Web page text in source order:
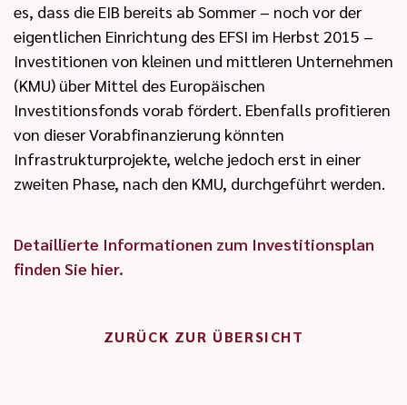
es, dass die EIB bereits ab Sommer – noch vor der
eigentlichen Einrichtung des EFSI im Herbst 2015 –
Investitionen von kleinen und mittleren Unternehmen
(KMU) über Mittel des Europäischen
Investitionsfonds vorab fördert. Ebenfalls profitieren
von dieser Vorabfinanzierung könnten
Infrastrukturprojekte, welche jedoch erst in einer
zweiten Phase, nach den KMU, durchgeführt werden.
Detaillierte Informationen zum Investitionsplan
finden Sie hier.
ZURÜCK ZUR ÜBERSICHT